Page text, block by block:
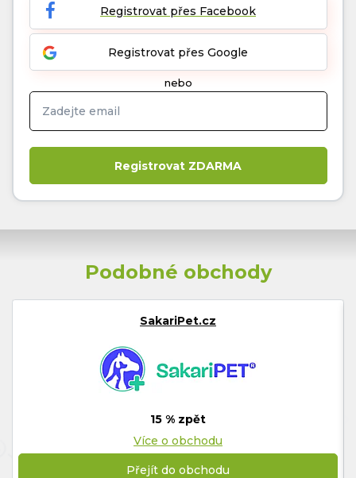
Registrovat přes Facebook
Registrovat přes Google
nebo
Podobné obchody
SakariPet.cz
15 % zpět
Více o obchodu
Přejít do obchodu